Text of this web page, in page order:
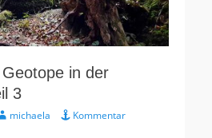
in der
3
michaela
Kommentar